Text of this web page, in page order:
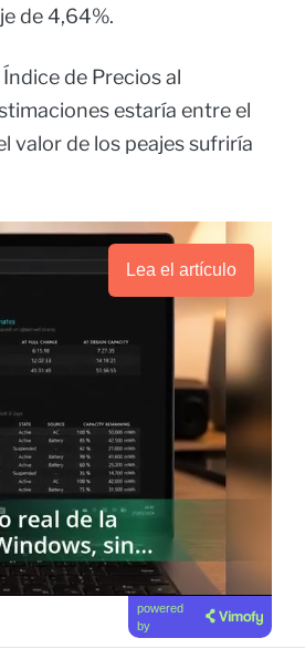
de 4,64%.
de Precios al
estaría entre el
valor de los peajes sufriría
Lea el artículo
powered
by